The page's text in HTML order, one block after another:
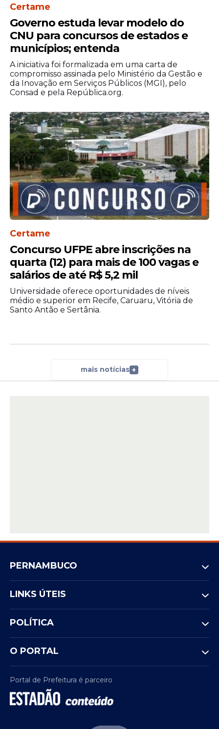
Certame
Governo estuda levar modelo do
CNU para concursos de estados e
municípios; entenda
A iniciativa foi formalizada em uma carta de
compromisso assinada pelo Ministério da Gestão e
da Inovação em Serviços Públicos (MGI), pelo
Consad e pela República.org.
Certame
Concurso UFPE abre inscrições na
quarta (12) para mais de 100 vagas e
salários de até R$ 5,2 mil
Universidade oferece oportunidades de níveis
médio e superior em Recife, Caruaru, Vitória de
Santo Antão e Sertânia.
mais notícias +
PERNAMBUCO
LINKS ÚTEIS
POLÍTICA
O PORTAL
Portal de Prefeitura é parceiro